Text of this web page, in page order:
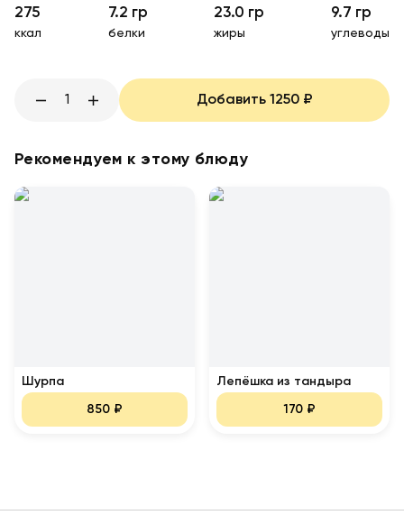
275
ккал
7.2 гр
белки
23.0 гр
жиры
9.7 гр
углеводы
1 Добавить 1250₽
Рекомендуем к этому блюду
Шурпа
850 ₽
Лепёшка из тандыра
170 ₽